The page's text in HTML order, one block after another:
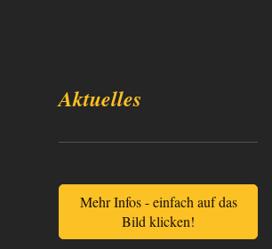
Aktuelles
Mehr Infos - einfach auf das
Bild klicken!